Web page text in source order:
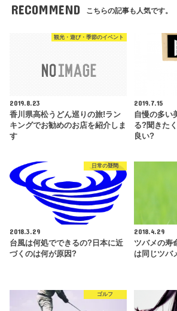
RECOMMEND こちらの記事も人気です。
観光・遊び・季節のイベント
2019.8.23
香川県高松うどん巡りの旅!ラン
キングでお勧めのお店を紹介しま
す
2019.7.15
自慢の多い
る?聞きた
良い?
日常の疑問
2018.3.29
台風は何処でできるの?日本に近
づくのは何が原因?
2018.4.29
ツバメの寿
は同じツバ
ゴルフ